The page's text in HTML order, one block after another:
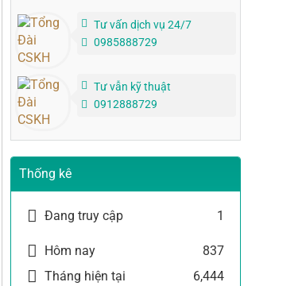
Tư vấn dịch vụ 24/7
0985888729
Tư vẫn kỹ thuật
0912888729
Thống kê
Đang truy cập 1
Hôm nay
837
Tháng hiện tại
6,444